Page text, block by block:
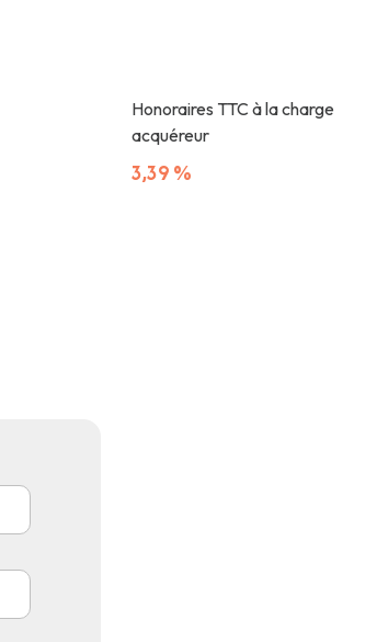
Honoraires TTC à la charge
acquéreur
3,39 %